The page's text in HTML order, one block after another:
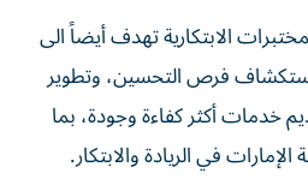
الابتكارية تهدف أيضاً الى
فرص التحسين، وتطوير
خدمات أكثر كفاءة وجودة، بما
في الريادة والابتكار.